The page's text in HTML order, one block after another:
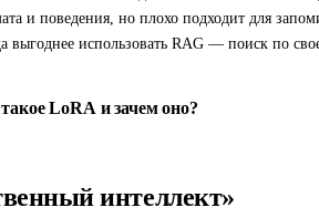
и поведения, но плохо подходит для
выгоднее использовать RAG — поиск по
LoRA и зачем оно?
интеллект»